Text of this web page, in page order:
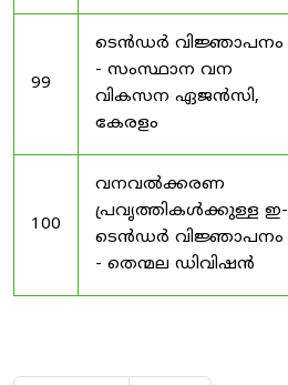
99
ടെൻഡർ വിജ്ഞാപനം
- സംസ്ഥാന വന
വികസന ഏജൻസി,
കേരളം
100
വനവൽക്കരണ
പ്രവൃത്തികൾക്കുള്ള ഇ-
ടെൻഡർ വിജ്ഞാപനം
- തെന്മല ഡിവിഷൻ